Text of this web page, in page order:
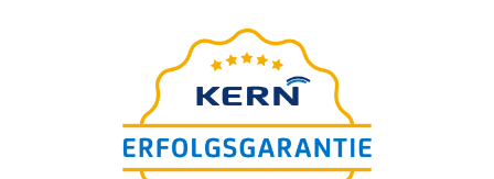
GRATIS Webinar–präsentiert von
Ingo Claus
Die 7 teuersten Fehler bei